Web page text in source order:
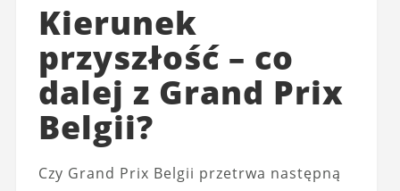
Kierunek
przyszłość – co
dalej z Grand Prix
Belgii?
Czy Grand Prix Belgii przetrwa następną